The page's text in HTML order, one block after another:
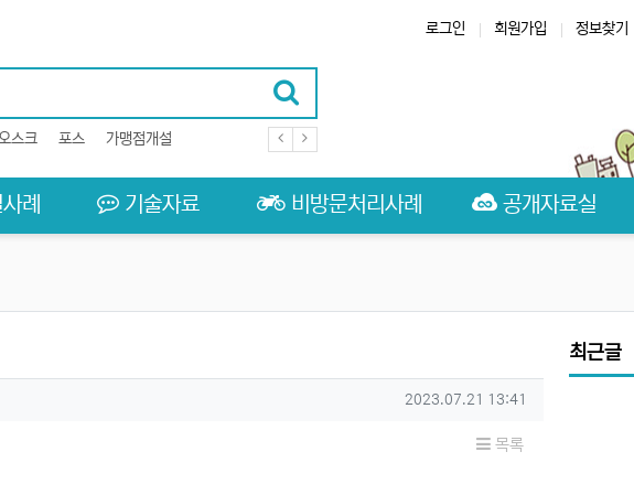
로그인 회원가입 정보찾기
스크 포스 가맹점개설
례 기술자료 비방문처리사례 공개자료실
작성일
2023.07.21 13:41
목록
최근글